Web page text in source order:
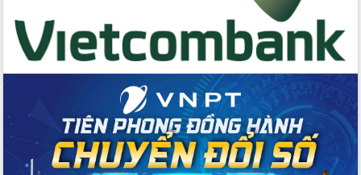
thông nguồn lực phát triển
Nâng cao hiệu lực, hiệu quả HĐND
tỉnh thông qua hiện đại hóa hành chính
Phó Chủ tịch Thường trực UBND tỉnh
Hồ Thị Nguyên Thảo làm việc tại Trung
tâm Phục vụ hành chính công xã Ea
Phê